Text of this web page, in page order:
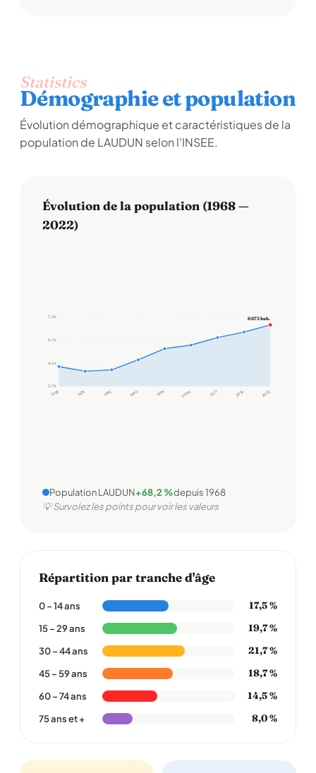
Statistics
Démographie et population
Évolution démographique et caractéristiques de la
population de LAUDUN selon l'INSEE.
Évolution de la population (1968 —
2022)
2,7 k
4,2 k
5,7 k
7,2 k
1968 1975 1982 1990 1999 2006 2011 2016 2022
6 673 hab.
Population LAUDUN+68,2 %depuis 1968
💡 Survolez les points pour voir les valeurs
Répartition par tranche d'âge
0 – 14 ans 17,5 %
15 – 29 ans 19,7 %
30 – 44 ans 21,7 %
45 – 59 ans 18,7 %
60 – 74 ans 14,5 %
75 ans et + 8,0 %